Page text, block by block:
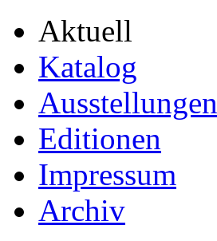
Aktuell
Katalog
Ausstellungen
Editionen
Impressum
Archiv